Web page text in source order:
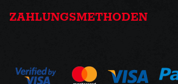
ZAHLUNGSMETHODEN